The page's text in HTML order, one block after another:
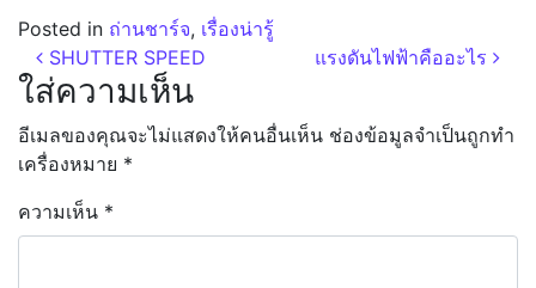
Posted in ถ่านชาร์จ, เรื่องน่ารู้
SHUTTER SPEED
แรงดันไฟฟ้าคืออะไร
ใส่ความเห็น
อีเมลของคุณจะไม่แสดงให้คนอื่นเห็น ช่องข้อมูลจำเป็นถูกทำ
เครื่องหมาย *
ความเห็น *